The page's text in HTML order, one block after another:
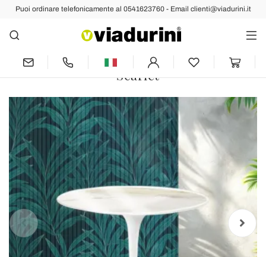
Puoi ordinare telefonicamente al 0541623760 - Email clienti@viadurini.it
Indietro Prec Succ
Tavolino Tulip Saarinen H 39 cm in
Ceramica Florim Calacatta Gold Lucido
- Scarlet